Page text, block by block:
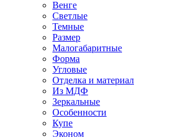
Венге
Светлые
Темные
Размер
Малогабаритные
Форма
Угловые
Отделка и материал
Из МДФ
Зеркальные
Особенности
Купе
Эконом